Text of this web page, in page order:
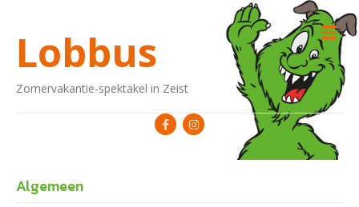
Lobbus
Zomervakantie-spektakel in Zeist
FacebookInstagram
Algemeen